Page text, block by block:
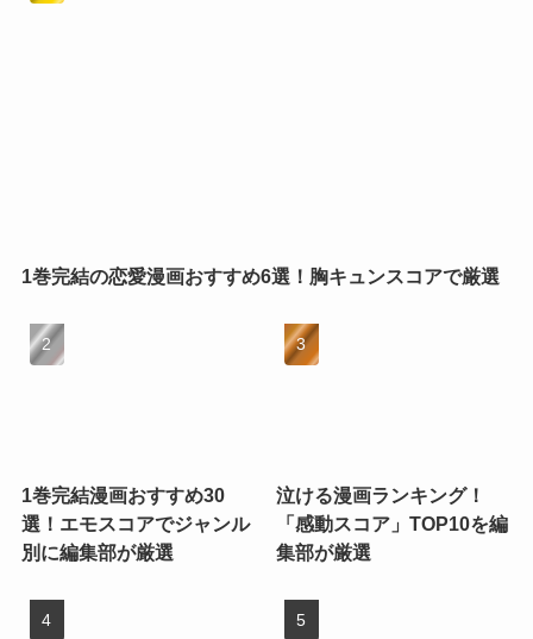
1巻完結の恋愛漫画おすすめ6選！胸キュンスコアで厳選
1巻完結漫画おすすめ30
選！エモスコアでジャンル
別に編集部が厳選
泣ける漫画ランキング！
「感動スコア」TOP10を編
集部が厳選